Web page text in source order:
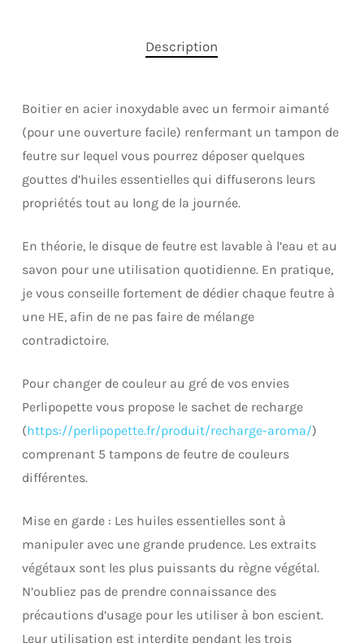
Description
Boitier en acier inoxydable avec un fermoir aimanté
(pour une ouverture facile) renfermant un tampon de
feutre sur lequel vous pourrez déposer quelques
gouttes d’huiles essentielles qui diffuserons leurs
propriétés tout au long de la journée.
En théorie, le disque de feutre est lavable à l’eau et au
savon pour une utilisation quotidienne. En pratique,
je vous conseille fortement de dédier chaque feutre à
une HE, afin de ne pas faire de mélange
contradictoire.
Pour changer de couleur au gré de vos envies
Perlipopette vous propose le sachet de recharge
(https://perlipopette.fr/produit/recharge-aroma/)
comprenant 5 tampons de feutre de couleurs
différentes.
Mise en garde : Les huiles essentielles sont à
manipuler avec une grande prudence. Les extraits
végétaux sont les plus puissants du règne végétal.
N’oubliez pas de prendre connaissance des
précautions d’usage pour les utiliser à bon escient.
Leur utilisation est interdite pendant les trois